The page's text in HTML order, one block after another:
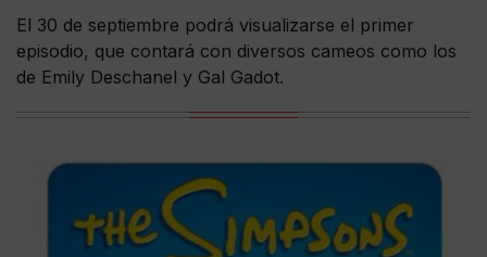
El 30 de septiembre podrá visualizarse el primer
episodio, que contará con diversos cameos como los
de Emily Deschanel y Gal Gadot.